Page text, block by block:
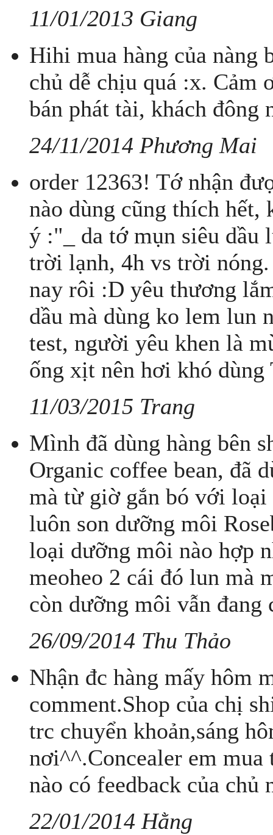
11/01/2013 Giang
Hihi mua hàng của nàng
chủ dễ chịu quá :x. Cảm
bán phát tài, khách đông
24/11/2014 Phương Mai
order 12363! Tớ nhận
nào dùng cũng thích hết,
ý :"_ da tớ mụn siêu dầu
trời lạnh, 4h vs trời
nay rôi :D yêu thương
dầu mà dùng ko lem lun
test, người yêu khen là
ống xịt nên hơi khó dùng
11/03/2015 Trang
Mình đã dùng hàng bên
Organic coffee bean, đã
mà từ giờ gắn bó với
luôn son dưỡng môi
loại dưỡng môi nào hợp
meoheo 2 cái đó lun mà
còn dưỡng môi vẫn đang
26/09/2014 Thu Thảo
Nhận đc hàng mấy hôm
comment.Shop của chị
trc chuyển khoản,sáng
nơi^^.Concealer em
nào có feedback của chủ
22/01/2014 Hằng